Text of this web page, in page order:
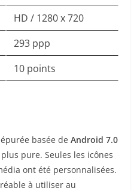
HD / 1280 x 720
293 ppp
10 points
basée de Android 7.0
pure. Seules les icônes
ont été personnalisées.
à utiliser au